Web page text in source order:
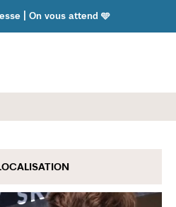
| On vous attend 🩵